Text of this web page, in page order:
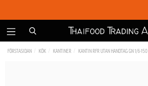
FÖRSTASIDAN KÖK KANTINER KANTIN RFR UTAN HANDTAG GN 1/6-150